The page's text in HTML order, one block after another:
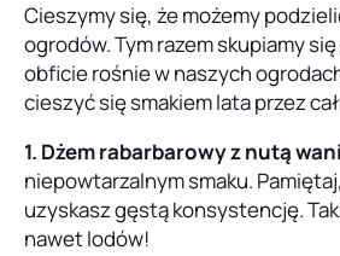
Cieszymy się, że możemy
ogrodów. Tym razem skupiamy
obficie rośnie w naszych
cieszyć się smakiem lata przez
1. Dżem rabarbarowy z nutą
niepowtarzalnym smaku.
uzyskasz gęstą konsystencję.
nawet lodów!